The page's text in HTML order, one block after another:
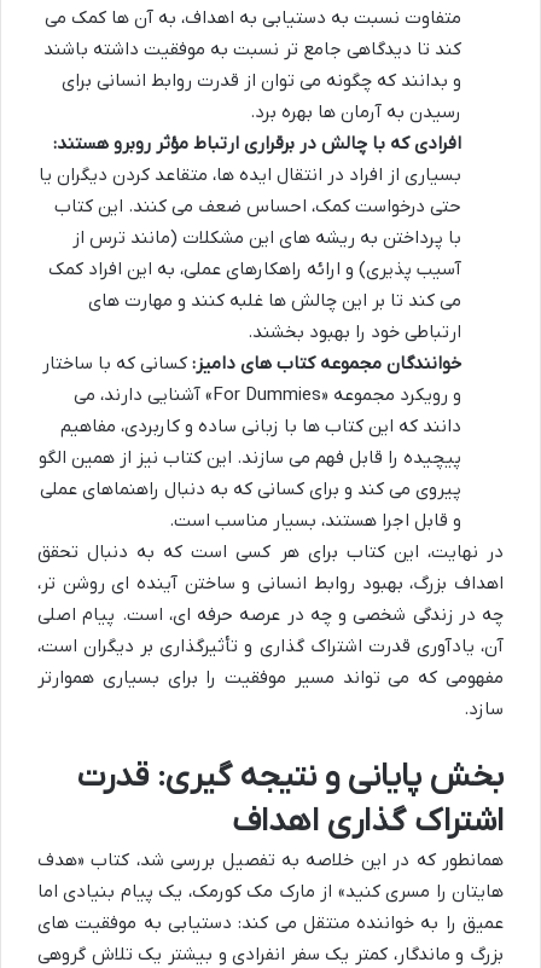
متفاوت نسبت به دستیابی به اهداف، به آن ها کمک می
کند تا دیدگاهی جامع تر نسبت به موفقیت داشته باشند
و بدانند که چگونه می توان از قدرت روابط انسانی برای
رسیدن به آرمان ها بهره برد.
افرادی که با چالش در برقراری ارتباط مؤثر روبرو هستند:
بسیاری از افراد در انتقال ایده ها، متقاعد کردن دیگران یا
حتی درخواست کمک، احساس ضعف می کنند. این کتاب
با پرداختن به ریشه های این مشکلات (مانند ترس از
آسیب پذیری) و ارائه راهکارهای عملی، به این افراد کمک
می کند تا بر این چالش ها غلبه کنند و مهارت های
ارتباطی خود را بهبود بخشند.
خوانندگان مجموعه کتاب های دامیز: کسانی که با ساختار
و رویکرد مجموعه «For Dummies» آشنایی دارند، می
دانند که این کتاب ها با زبانی ساده و کاربردی، مفاهیم
پیچیده را قابل فهم می سازند. این کتاب نیز از همین الگو
پیروی می کند و برای کسانی که به دنبال راهنماهای عملی
و قابل اجرا هستند، بسیار مناسب است.
در نهایت، این کتاب برای هر کسی است که به دنبال تحقق
اهداف بزرگ، بهبود روابط انسانی و ساختن آینده ای روشن تر،
چه در زندگی شخصی و چه در عرصه حرفه ای، است. پیام اصلی
آن، یادآوری قدرت اشتراک گذاری و تأثیرگذاری بر دیگران است،
مفهومی که می تواند مسیر موفقیت را برای بسیاری هموارتر
سازد.
بخش پایانی و نتیجه گیری: قدرت
اشتراک گذاری اهداف
همانطور که در این خلاصه به تفصیل بررسی شد، کتاب «هدف
هایتان را مسری کنید» از مارک مک کورمک، یک پیام بنیادی اما
عمیق را به خواننده منتقل می کند: دستیابی به موفقیت های
بزرگ و ماندگار، کمتر یک سفر انفرادی و بیشتر یک تلاش گروهی